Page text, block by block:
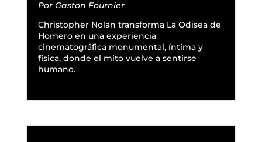
Por Gaston Fournier
Christopher Nolan transforma La Odisea de
Homero en una experiencia
cinematográfica monumental, íntima y
física, donde el mito vuelve a sentirse
humano.